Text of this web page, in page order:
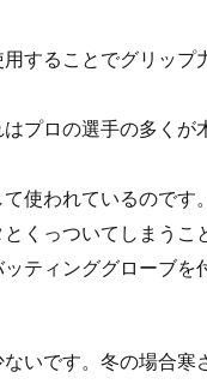
ーが投げた球種が表示されま
も休む方法と大切なア
することでグリップ
プロの選手の多くが
使われているのです。
くっついてしまうこ
ティンググローブを
いです。冬の場合寒